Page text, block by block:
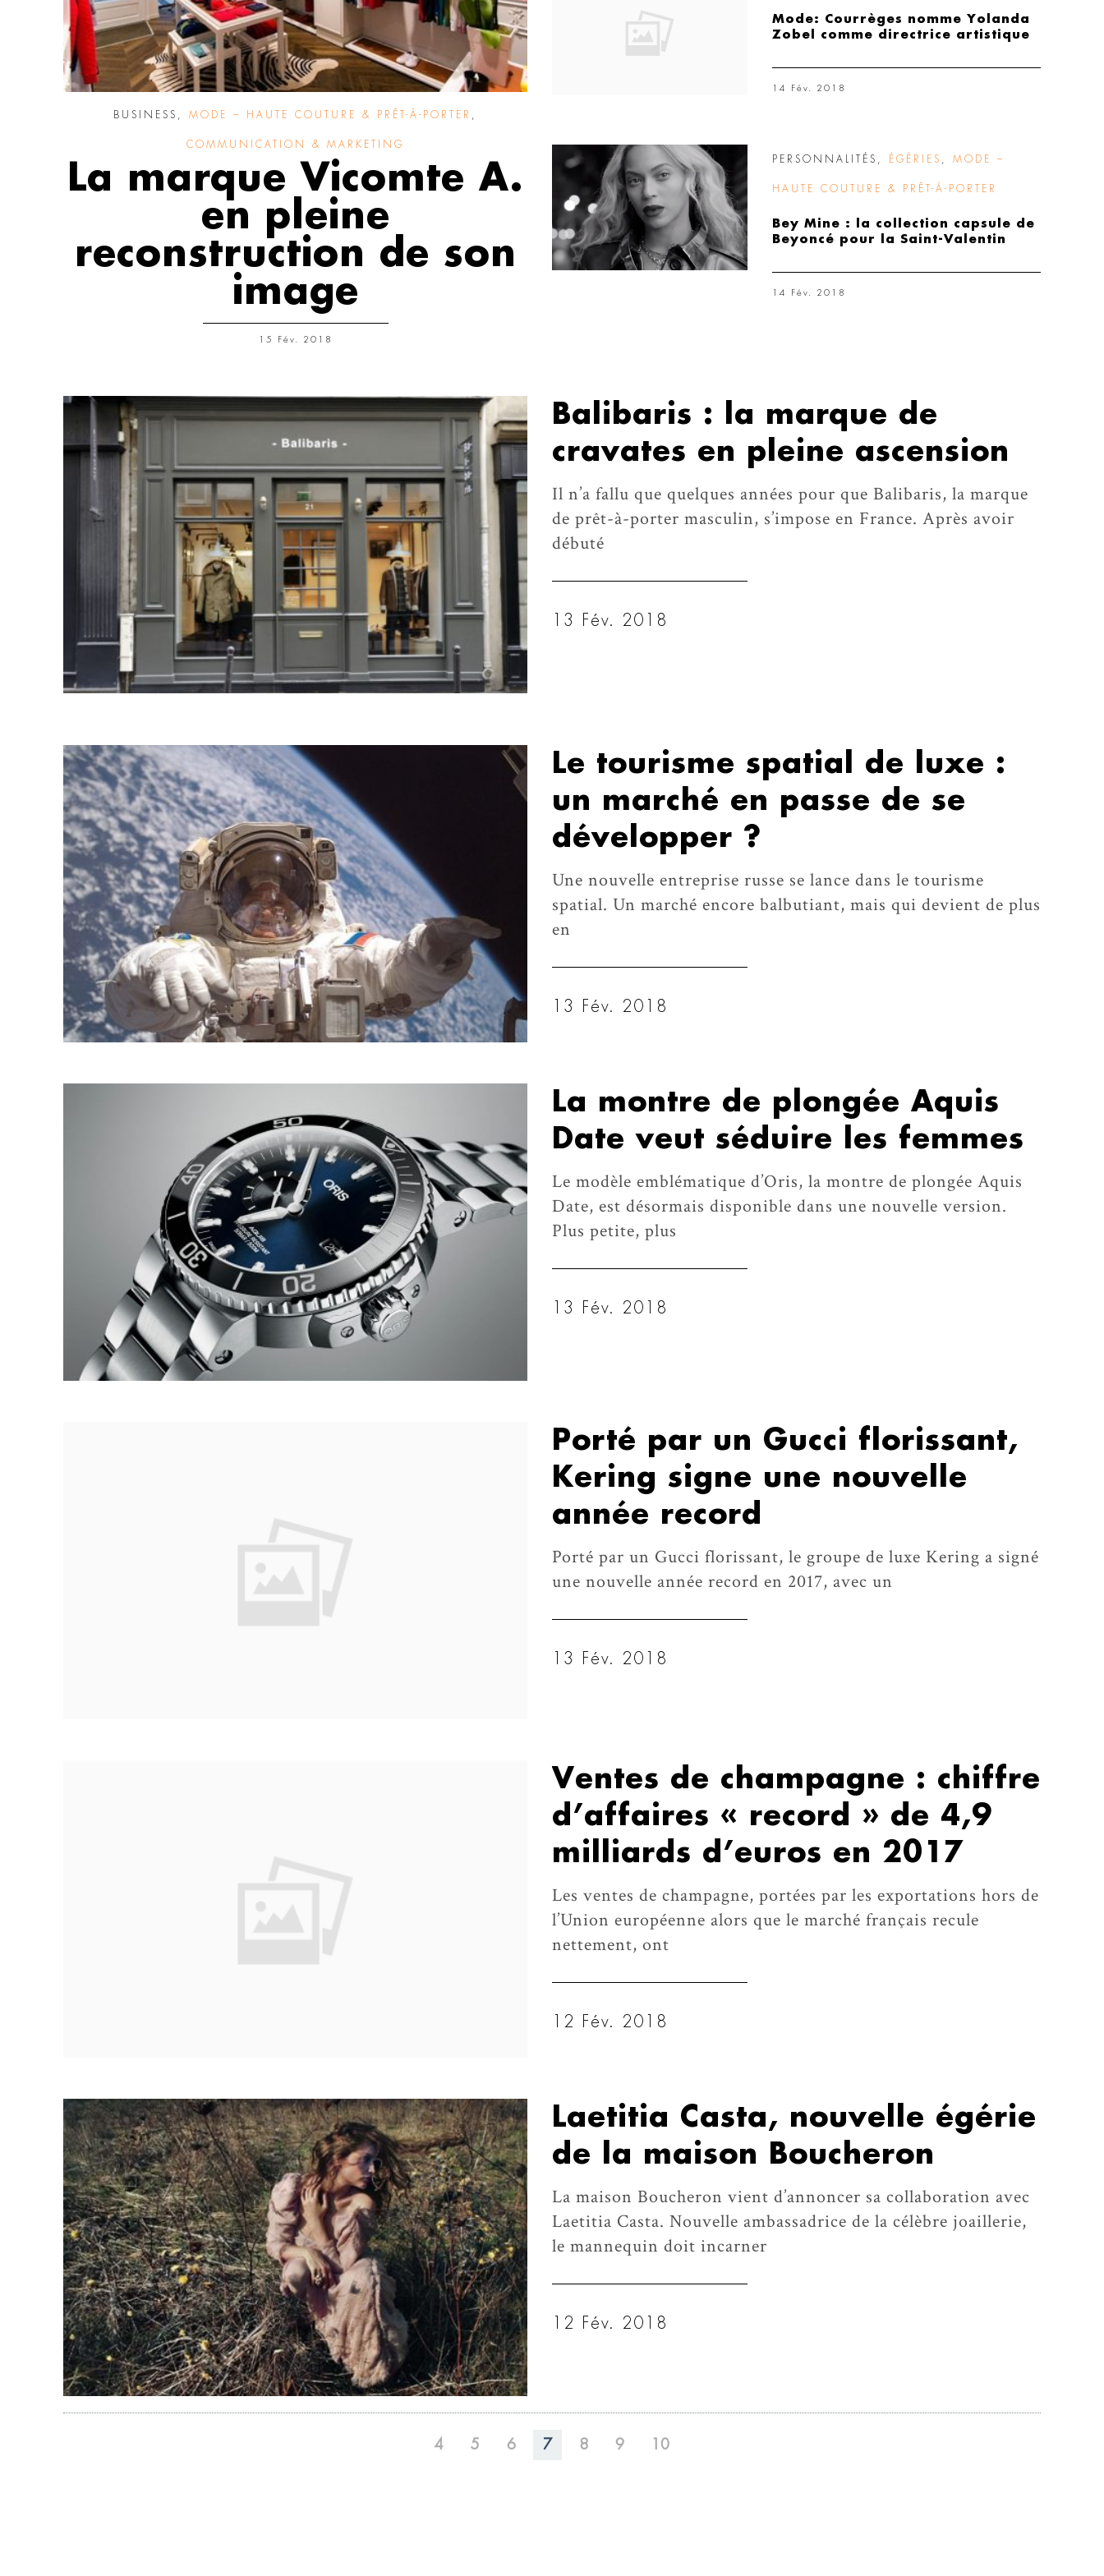
BUSINESS MODE – HAUTE COUTURE & PRÊT-À-PORTER
COMMUNICATION & MARKETING
La marque Vicomte A.
en pleine
reconstruction de son
image
15 Fév. 2018
Mode: Courrèges nomme Yolanda
Zobel comme directrice artistique
14 Fév. 2018
PERSONNALITÉS ÉGÉRIES MODE –
HAUTE COUTURE & PRÊT-À-PORTER
Bey Mine : la collection capsule de
Beyoncé pour la Saint-Valentin
14 Fév. 2018
Balibaris : la marque de
cravates en pleine ascension
Il n’a fallu que quelques années pour que Balibaris, la marque
de prêt-à-porter masculin, s’impose en France. Après avoir
débuté
13 Fév. 2018
Le tourisme spatial de luxe :
un marché en passe de se
développer ?
Une nouvelle entreprise russe se lance dans le tourisme
spatial. Un marché encore balbutiant, mais qui devient de plus
en
13 Fév. 2018
La montre de plongée Aquis
Date veut séduire les femmes
Le modèle emblématique d’Oris, la montre de plongée Aquis
Date, est désormais disponible dans une nouvelle version.
Plus petite, plus
13 Fév. 2018
Porté par un Gucci florissant,
Kering signe une nouvelle
année record
Porté par un Gucci florissant, le groupe de luxe Kering a signé
une nouvelle année record en 2017, avec un
13 Fév. 2018
Ventes de champagne : chiffre
d’affaires « record » de 4,9
milliards d’euros en 2017
Les ventes de champagne, portées par les exportations hors de
l’Union européenne alors que le marché français recule
nettement, ont
12 Fév. 2018
Laetitia Casta, nouvelle égérie
de la maison Boucheron
La maison Boucheron vient d’annoncer sa collaboration avec
Laetitia Casta. Nouvelle ambassadrice de la célèbre joaillerie,
le mannequin doit incarner
12 Fév. 2018
4 5 6 7 8 9 10